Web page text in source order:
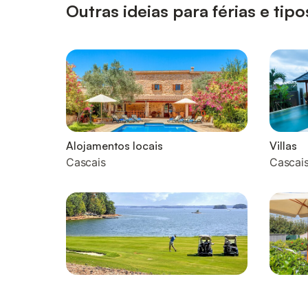
Outras ideias para férias e
Alojamentos locais
Cascais
Villas